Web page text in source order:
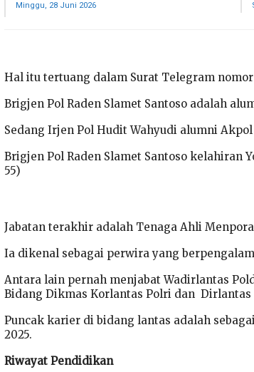
Minggu, 28 Juni 2026
Hal itu tertuang dalam Surat Telegram nomor
Brigjen Pol Raden Slamet Santoso adalah
Sedang Irjen Pol Hudit Wahyudi alumni Akpol
Brigjen Pol Raden Slamet Santoso kelahiran
55)
Jabatan terakhir adalah Tenaga Ahli
Ia dikenal sebagai perwira yang
Antara lain pernah menjabat Wadirlantas
Bidang Dikmas Korlantas Polri dan Dirlantas
Puncak karier di bidang lantas adalah
2025.
Riwayat Pendidikan